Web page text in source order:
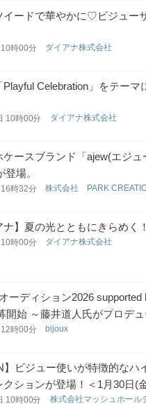
イードで華やかに♡ビジュー
時00分 ダイアナ株式会社
Playful Celebration」をテー
10時00分 ダイアナ株式会社
ースブランド「ajew(エジュ
場。
時32分 株式会社 PARK
ナ】夏の光とともにきらめく
時00分 ダイアナ株式会社
ーディション2026
開始 ～藤井道人氏がプロデ
時00分 bijoux
】ビジュー使いが特徴的な
クションが登場！＜1月30日(
10時00分 株式会社マッシュホール